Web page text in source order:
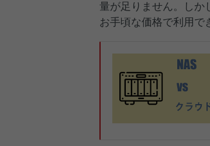
量が足りません。しか
お手頃な価格で利用で